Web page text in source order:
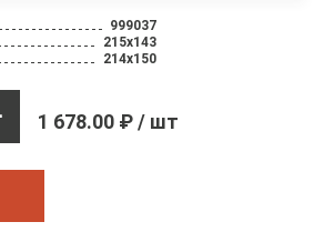
999037
215х143
214х150
1 678.00 ₽ / шт